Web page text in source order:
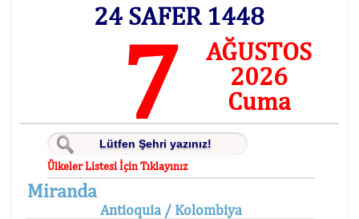
24 SAFER 1448
7
AĞUSTOS
2026
Cuma
Ülkeler Listesi İçin Tıklayınız
Miranda
Antioquia / Kolombiya